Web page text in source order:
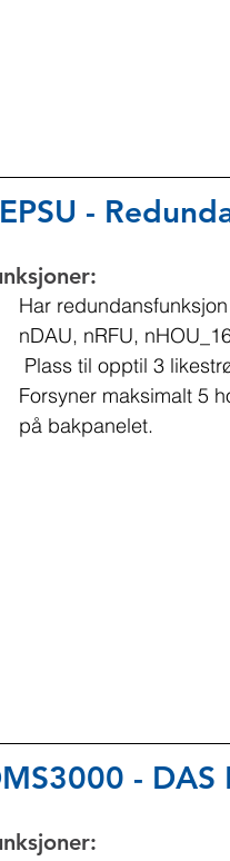
-
Har
nDAU, nRFU,
Plass til opptil 3
Forsyner maksimalt 5
på bakpanelet.
-